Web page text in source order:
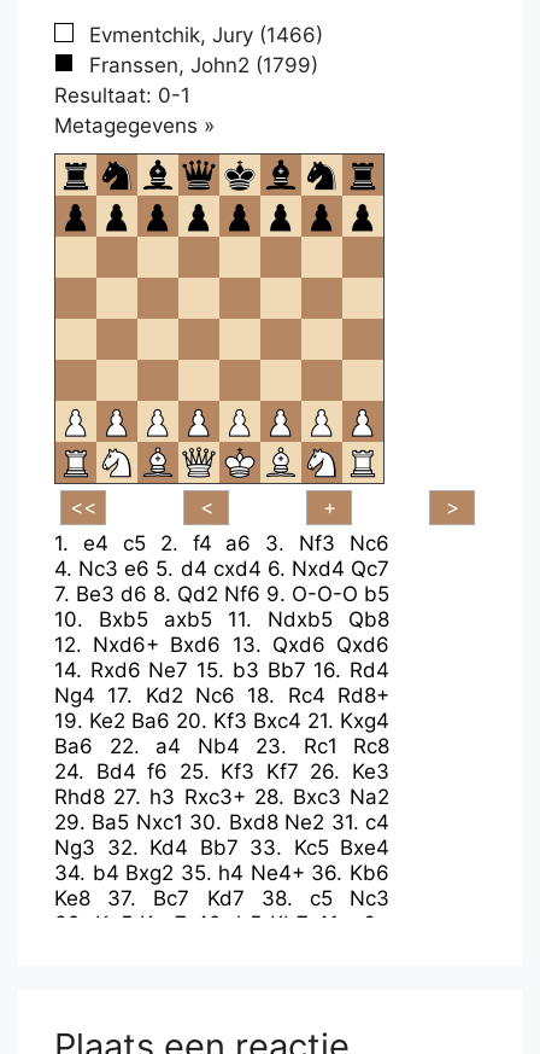
Evmentchik, Jury (1466)
Franssen, John2 (1799)
Resultaat: 0-1
Metagegevens »
om
te
openen.
1. e4 c5 2. f4 a6 3. Nf3
Nc6
4. Nc3 e6 5. d4 cxd4 6. Nxd4 Qc7
7. Be3 d6 8. Qd2 Nf6 9. O-O-O b5
10. Bxb5 axb5 11. Ndxb5
Qb8
12. Nxd6+ Bxd6 13. Qxd6 Qxd6
14. Rxd6 Ne7 15. b3 Bb7 16. Rd4
Ng4 17. Kd2 Nc6 18. Rc4 Rd8+
19. Ke2 Ba6 20. Kf3 Bxc4 21. Kxg4
Ba6
22. a4 Nb4 23. Rc1
Rc8
24. Bd4 f6 25. Kf3 Kf7 26. Ke3
Rhd8 27. h3 Rxc3+ 28. Bxc3 Na2
29. Ba5 Nxc1 30. Bxd8 Ne2 31.c4
Ng3 32. Kd4 Bb7 33. Kc5 Bxe4
34. b4 Bxg2 35. h4 Ne4+ 36. Kb6
Ke8
37. Bc7 Kd7 38. c5
Nc3
39. Ka5 Kxc7 40. b5 Kb7 41.
c6+